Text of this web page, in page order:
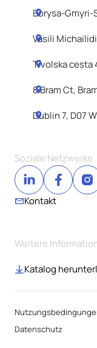
Borysa-Gmyri-
Vasili
Tivolska cesta
8 Bram Ct,
Dublin 7, D07
Weitere
Katalog
Datenschutz
Soziale Netzwerke
Kontakt